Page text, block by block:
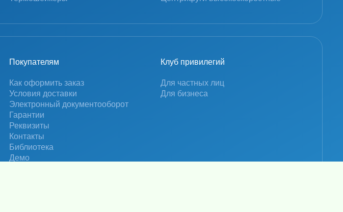
Покупателям
Как оформить заказ
Условия доставки
Электронный документооборот
Гарантии
Реквизиты
Контакты
Библиотека
Демо
Клуб привилегий
Для частных лиц
Для бизнеса